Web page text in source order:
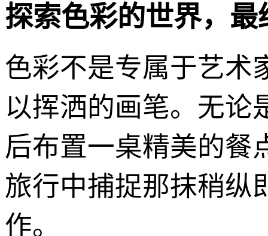
探索色彩的世界，
色彩不是专属于艺术
以挥洒的画笔。无论
后布置一桌精美的餐
旅行中捕捉那抹稍纵
作。